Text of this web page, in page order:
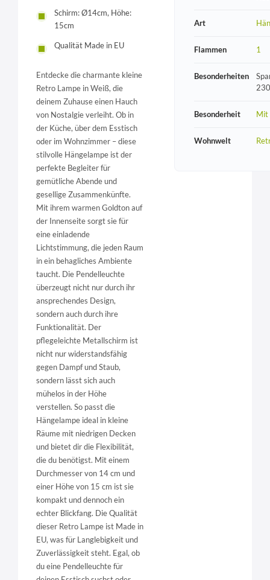
Schirm: Ø14cm, Höhe:
15cm
Qualität Made in EU
Entdecke die charmante kleine
Retro Lampe in Weiß, die
deinem Zuhause einen Hauch
von Nostalgie verleiht. Ob in
der Küche, über dem Esstisch
oder im Wohnzimmer – diese
stilvolle Hängelampe ist der
perfekte Begleiter für
gemütliche Abende und
gesellige Zusammenkünfte.
Mit ihrem warmen Goldton auf
der Innenseite sorgt sie für
eine einladende
Lichtstimmung, die jeden Raum
in ein behagliches Ambiente
taucht. Die Pendelleuchte
überzeugt nicht nur durch ihr
ansprechendes Design,
sondern auch durch ihre
Funktionalität. Der
pflegeleichte Metallschirm ist
nicht nur widerstandsfähig
gegen Dampf und Staub,
sondern lässt sich auch
mühelos in der Höhe
verstellen. So passt die
Hängelampe ideal in kleine
Räume mit niedrigen Decken
und bietet dir die Flexibilität,
die du benötigst. Mit einem
Durchmesser von 14 cm und
einer Höhe von 15 cm ist sie
kompakt und dennoch ein
echter Blickfang. Die Qualität
dieser Retro Lampe ist Made in
EU, was für Langlebigkeit und
Zuverlässigkeit steht. Egal, ob
du eine Pendelleuchte für
Art
Flammen 1
Besonderheiten
Besonderheit Mit
Wohnwelt